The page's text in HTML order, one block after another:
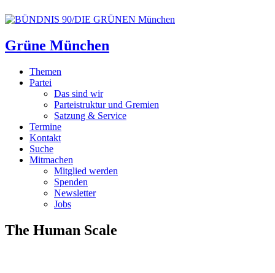
Grüne München
Themen
Partei
Das sind wir
Parteistruktur und Gremien
Satzung & Service
Termine
Kontakt
Suche
Mitmachen
Mitglied werden
Spenden
Newsletter
Jobs
The Human Scale